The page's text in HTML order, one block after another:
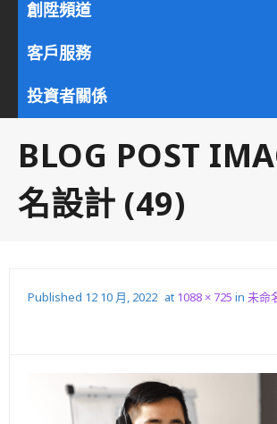
創陞頻道
客戶服務
投資者關係
BLOG POST
名設計 (49)
Published 12 10 月, 2022 at 1088 × 725 in 未命